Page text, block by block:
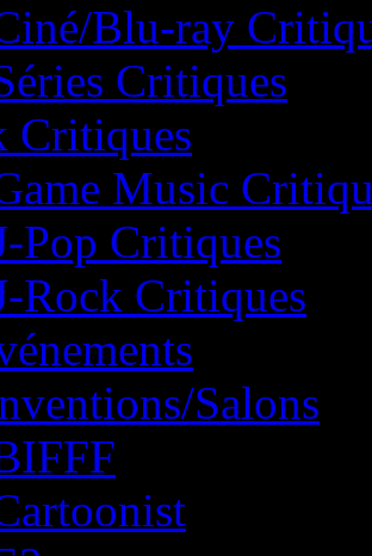
Blu-ray
Critiques
Critiques
Music
Pop Critiques
Rock Critiques
Salons